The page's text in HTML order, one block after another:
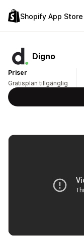
Shopify App Store
Digno
Priser
Gratisplan tillgänglig